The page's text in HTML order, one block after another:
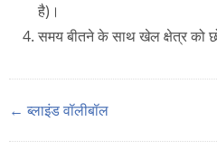
है)।
समय बीतने के साथ खेल क्षेत्र को
← ब्लाइंड वॉलीबॉल